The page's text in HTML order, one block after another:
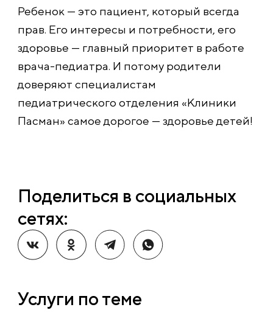
Ребенок — это пациент, который всегда
прав. Его интересы и потребности, его
здоровье — главный приоритет в работе
врача-педиатра. И потому родители
доверяют специалистам
педиатрического отделения «Клиники
Пасман» самое дорогое — здоровье детей!
Поделиться в социальных
сетях:
Услуги по теме